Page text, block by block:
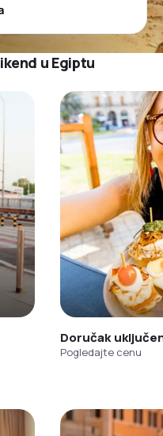
u Egiptu
Doručak
Pogledajte cenu